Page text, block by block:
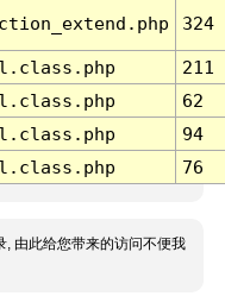
324
211
62
94
76
, 由此给您带来的访问不便我